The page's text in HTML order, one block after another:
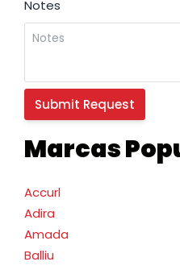
Marcas
Accurl
Adira
Amada
Balliu
Notes